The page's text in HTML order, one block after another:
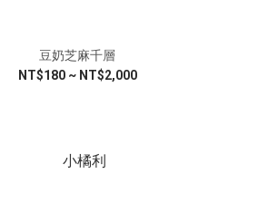
豆奶芝麻千層
NT$180 ~ NT$2,000